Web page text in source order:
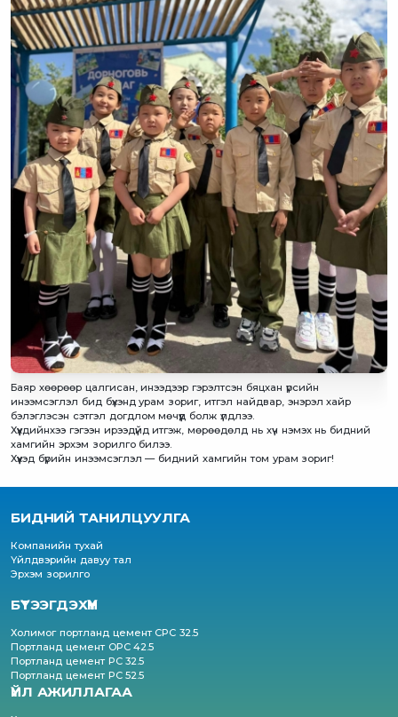
Баяр хөөрөөр цалгисан, инээдээр гэрэлтсэн бяцхан үрсийн
инээмсэглэл бид бүхэнд урам зориг, итгэл найдвар, энэрэл хайр
бэлэглэсэн сэтгэл догдлом мөчүүд болж үлдлээ.
Хүүхдийнхээ гэгээн ирээдүйд итгэж, мөрөөдөлд нь хүч нэмэх нь бидний
хамгийн эрхэм зорилго билээ.
Хүүхэд бүрийн инээмсэглэл — бидний хамгийн том урам зориг!
БИДНИЙ ТАНИЛЦУУЛГА
Компанийн тухай
Үйлдвэрийн давуу тал
Эрхэм зорилго
БҮТЭЭГДЭХҮҮН
Холимог портланд цемент CPC 32.5
Портланд цемент OPC 42.5
Портланд цемент PC 32.5
Портланд цемент PC 52.5
ҮЙЛ АЖИЛЛАГАА